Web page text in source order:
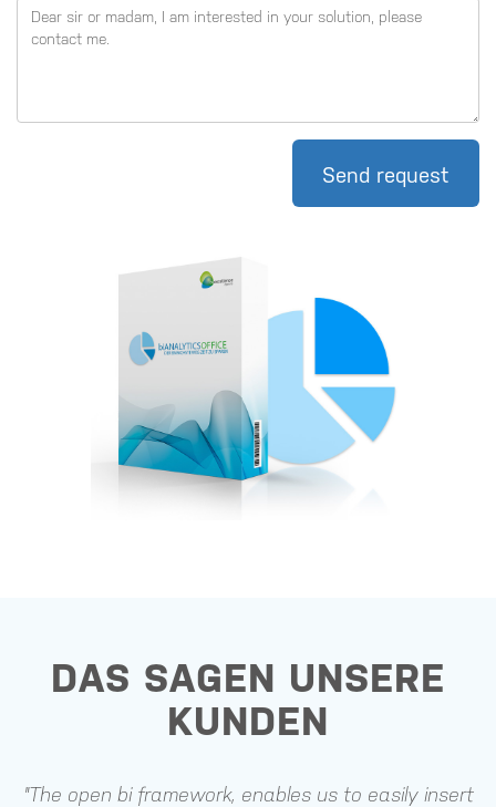
Send request
DAS SAGEN UNSERE
KUNDEN
"The open bi framework, enables us to easily insert